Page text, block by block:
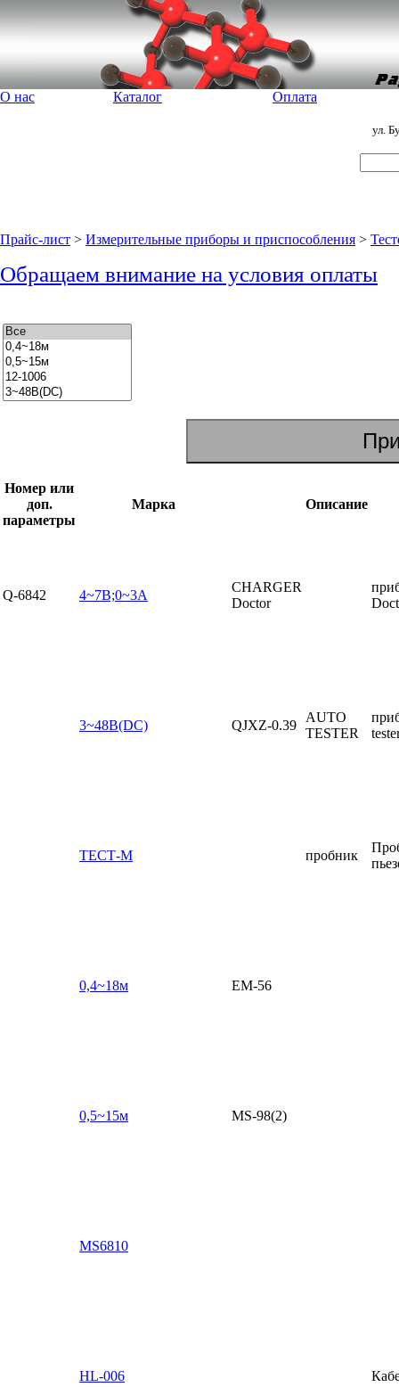
О нас Каталог Оплата
ул.
Прайс-лист > Измерительные приборы и приспособления >
Обращаем внимание на условия оплаты
Номер или
доп.
параметры
Марка Описание
Q-6842 4~7В;0~3А
CHARGER
Doctor
3~48В(DC) QJXZ-0.39
AUTO
TESTER
ТЕСТ-М пробник
0,4~18м EM-56
0,5~15м MS-98(2)
MS6810
HL-006